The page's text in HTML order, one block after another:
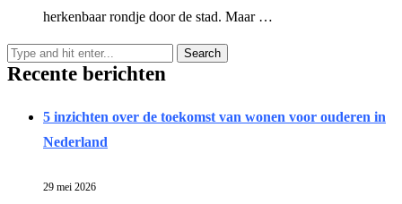
herkenbaar rondje door de stad. Maar …
Recente berichten
5 inzichten over de toekomst van wonen voor ouderen in
Nederland
29 mei 2026